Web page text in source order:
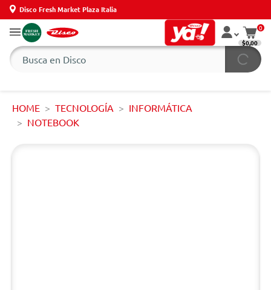
Disco Fresh Market Plaza Italia
0
$0,00
HOME TECNOLOGÍA
INFORMÁTICA
NOTEBOOK